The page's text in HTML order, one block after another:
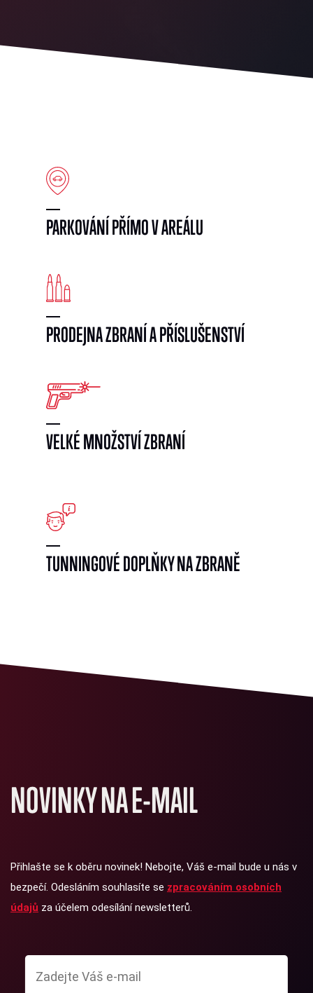
PARKOVÁNÍ PŘÍMO V AREÁLU
PRODEJNA ZBRANÍ A PŘÍSLUŠENSTVÍ
VELKÉ MNOŽSTVÍ ZBRANÍ
TUNNINGOVÉ DOPLŇKY NA ZBRANĚ
NOVINKY NA E-MAIL
Přihlašte se k oběru novinek! Nebojte, Váš e-mail bude u nás v
bezpečí. Odesláním souhlasíte se zpracováním osobních
údajů za účelem odesílání newsletterů.